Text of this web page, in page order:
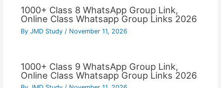
1000+ Class 8 WhatsApp Group Link,
Online Class Whatsapp Group Links 2026
By JMD Study / November 11, 2026
1000+ Class 9 WhatsApp Group Link,
Online Class Whatsapp Group Links 2026